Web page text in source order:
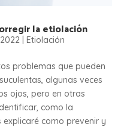
la etiolación
| Etiolación
problemas que pueden
algunas veces
ojos, pero en otras
como la
explicaré como prevenir y